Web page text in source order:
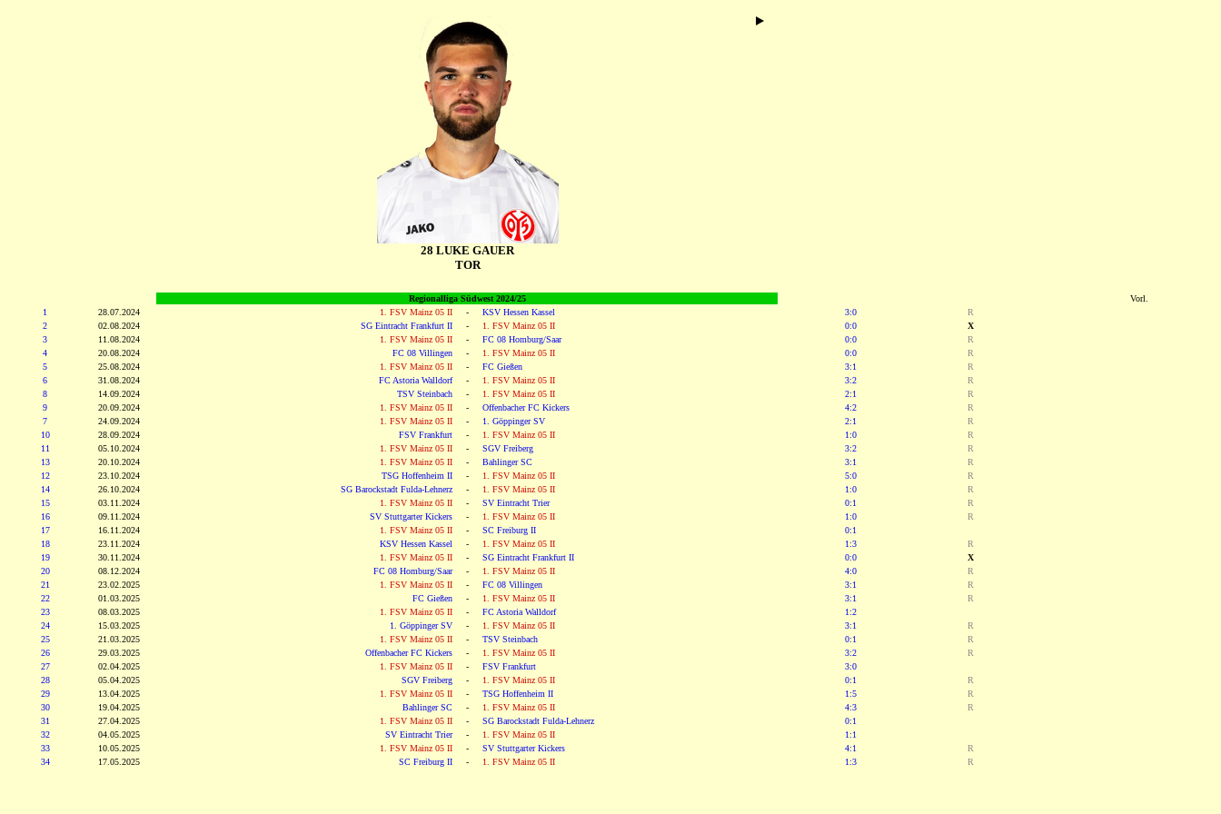
28 LUKE GAUER
TOR
Regionalliga Südwest 2024/25
Vorl.
1
28.07.2024 1. FSV Mainz 05 II - KSV Hessen Kassel 3:0
R
2
02.08.2024 SG Eintracht Frankfurt II - 1. FSV Mainz 05 II 0:0
X
3
11.08.2024 1. FSV Mainz 05 II - FC 08 Homburg/Saar 0:0
R
4
20.08.2024 FC 08 Villingen - 1. FSV Mainz 05 II 0:0
R
5
25.08.2024 1. FSV Mainz 05 II - FC Gießen 3:1
R
6
31.08.2024 FC Astoria Walldorf - 1. FSV Mainz 05 II 3:2
R
8
14.09.2024 TSV Steinbach - 1. FSV Mainz 05 II 2:1
R
9
20.09.2024 1. FSV Mainz 05 II - Offenbacher FC Kickers 4:2
R
7
24.09.2024 1. FSV Mainz 05 II - 1. Göppinger SV 2:1
R
10
28.09.2024 FSV Frankfurt - 1. FSV Mainz 05 II 1:0
R
11
05.10.2024 1. FSV Mainz 05 II - SGV Freiberg 3:2
R
13
20.10.2024 1. FSV Mainz 05 II - Bahlinger SC 3:1
R
12
23.10.2024 TSG Hoffenheim II - 1. FSV Mainz 05 II 5:0
R
14
26.10.2024 SG Barockstadt Fulda-Lehnerz - 1. FSV Mainz 05 II 1:0
R
15
03.11.2024 1. FSV Mainz 05 II - SV Eintracht Trier 0:1
R
16
09.11.2024 SV Stuttgarter Kickers - 1. FSV Mainz 05 II 1:0
R
17
16.11.2024 1. FSV Mainz 05 II - SC Freiburg II
0:1
18
23.11.2024 KSV Hessen Kassel - 1. FSV Mainz 05 II 1:3
R
19
30.11.2024 1. FSV Mainz 05 II - SG Eintracht Frankfurt II 0:0
X
20
08.12.2024 FC 08 Homburg/Saar - 1. FSV Mainz 05 II 4:0
R
21
23.02.2025 1. FSV Mainz 05 II - FC 08 Villingen 3:1
R
22
01.03.2025 FC Gießen - 1. FSV Mainz 05 II 3:1
R
23
08.03.2025 1. FSV Mainz 05 II - FC Astoria Walldorf
1:2
24
15.03.2025 1. Göppinger SV - 1. FSV Mainz 05 II 3:1
R
25
21.03.2025 1. FSV Mainz 05 II - TSV Steinbach 0:1
R
26
29.03.2025 Offenbacher FC Kickers - 1. FSV Mainz 05 II 3:2
R
27
02.04.2025 1. FSV Mainz 05 II - FSV Frankfurt
3:0
28
05.04.2025 SGV Freiberg - 1. FSV Mainz 05 II 0:1
R
29
13.04.2025 1. FSV Mainz 05 II - TSG Hoffenheim II 1:5
R
30
19.04.2025 Bahlinger SC - 1. FSV Mainz 05 II 4:3
R
31
27.04.2025 1. FSV Mainz 05 II - SG Barockstadt Fulda-Lehnerz
0:1
32
04.05.2025 SV Eintracht Trier - 1. FSV Mainz 05 II
1:1
33
10.05.2025 1. FSV Mainz 05 II - SV Stuttgarter Kickers 4:1
R
34
17.05.2025 SC Freiburg II - 1. FSV Mainz 05 II 1:3 R